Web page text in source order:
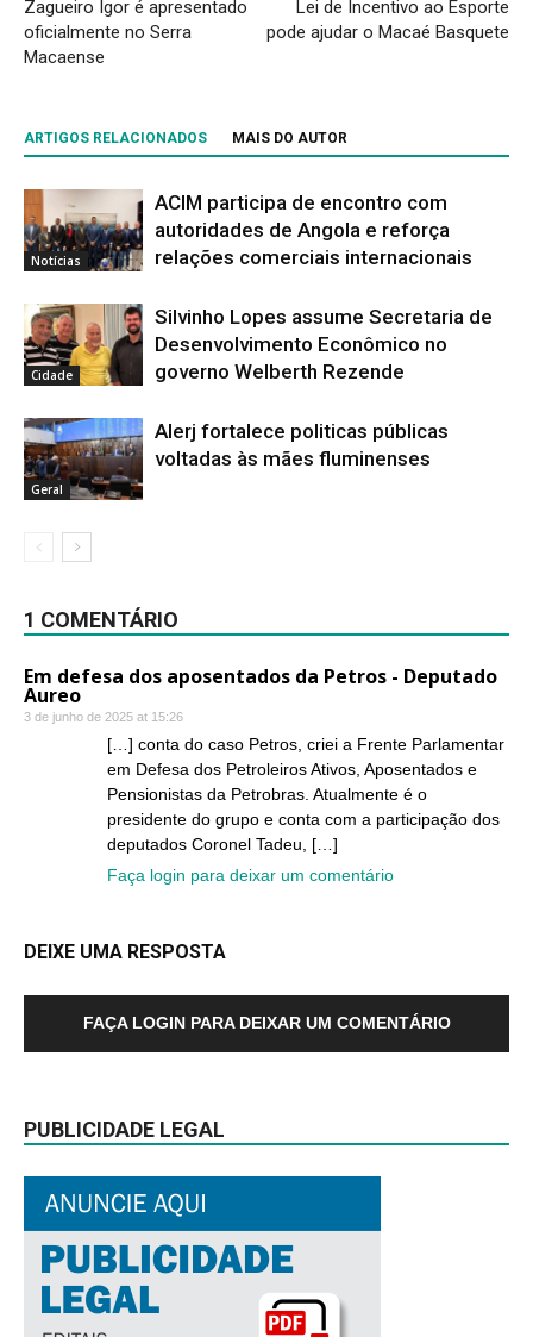
Zagueiro Igor é apresentado
oficialmente no Serra
Macaense
Lei de Incentivo ao Esporte
pode ajudar o Macaé Basquete
ARTIGOS RELACIONADOS MAIS DO AUTOR
Notícias
ACIM participa de encontro com
autoridades de Angola e reforça
relações comerciais internacionais
Cidade
Silvinho Lopes assume Secretaria de
Desenvolvimento Econômico no
governo Welberth Rezende
Geral
Alerj fortalece politicas públicas
voltadas às mães fluminenses
1 COMENTÁRIO
Em defesa dos aposentados da Petros - Deputado
Aureo
3 de junho de 2025 at 15:26
[…] conta do caso Petros, criei a Frente Parlamentar
em Defesa dos Petroleiros Ativos, Aposentados e
Pensionistas da Petrobras. Atualmente é o
presidente do grupo e conta com a participação dos
deputados Coronel Tadeu, […]
Faça login para deixar um comentário
DEIXE UMA RESPOSTA
FAÇA LOGIN PARA DEIXAR UM COMENTÁRIO
PUBLICIDADE LEGAL